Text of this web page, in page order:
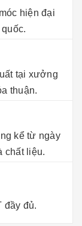
hiện đại
tại xưởng
thuận.
kể từ ngày
chất liệu.
đầy đủ.